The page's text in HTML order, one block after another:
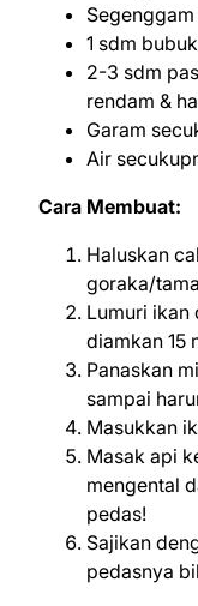
1 sdm
2-3 sdm
rendam &
Garam
Air
Cara Membuat:
Haluskan
goraka/
Lumuri ikan
diamkan 15
Panaskan
sampai
Masukkan
Masak api
mengental
pedas!
Sajikan
pedasnya